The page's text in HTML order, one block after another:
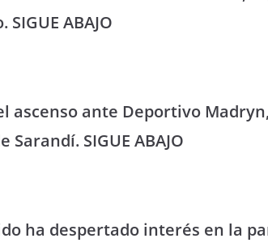
ABAJO
ascenso ante Deportivo
Sarandí. SIGUE ABAJO
ha despertado interés en la